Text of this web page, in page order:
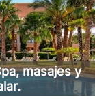
masajes y